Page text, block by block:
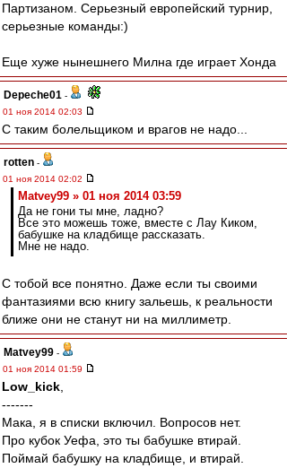
Партизаном. Серьезный европейский турнир,
серьезные команды:)
Еще хуже нынешнего Милна где играет Хонда
Depeche01 -
01 ноя 2014 02:03
С таким болельщиком и врагов не надо...
rotten -
01 ноя 2014 02:02
Matvey99 » 01 ноя 2014 03:59
Да не гони ты мне, ладно?
Все это можешь тоже, вместе с Лау Киком,
бабушке на кладбище рассказать.
Мне не надо.
С тобой все понятно. Даже если ты своими
фантазиями всю книгу зальешь, к реальности
ближе они не станут ни на миллиметр.
Matvey99 -
01 ноя 2014 01:59
Low_kick
-------
Мака, я в списки включил. Вопросов нет.
Про кубок Уефа, это ты бабушке втирай.
Поймай бабушку на кладбище, и втирай.